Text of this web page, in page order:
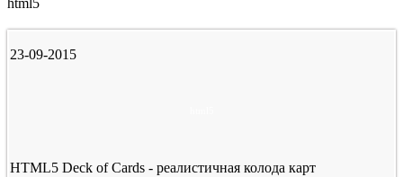
html5
23-09-2015
HTML5 Deck of Cards - реалистичная колода карт